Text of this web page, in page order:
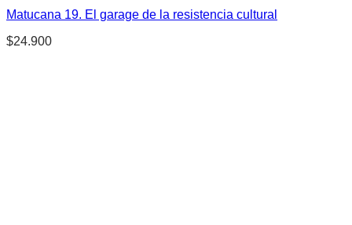
Matucana 19. El garage de la resistencia cultural
$24.900